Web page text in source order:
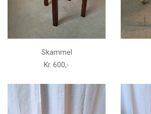
Skammel
Kr. 600,-